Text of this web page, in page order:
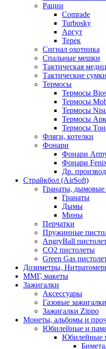
Рации
Comrade
Turbosky
Аргут
Терек
Сигнал охотника
Спальные мешки
Тактическая
Тактические сумки
Термосы
Термосы
Термосы
Термосы
Термосы
Термосы
Фляги, котелки
Фонари
Фонари
Фонари
Др.
Страйкбол (AirSoft)
Гранаты,
Гранаты
Дымы
Мины
Перчатки
Пружинные
AngryBall
CO2 пистолеты
Green Gas
Дозиметры,
ММГ, макеты
Зажигалки
Аксессуары
Газовые зажигалки
Зажигалки Zippo
Монеты, альбомы и
Юбилейные и
Юбилейные